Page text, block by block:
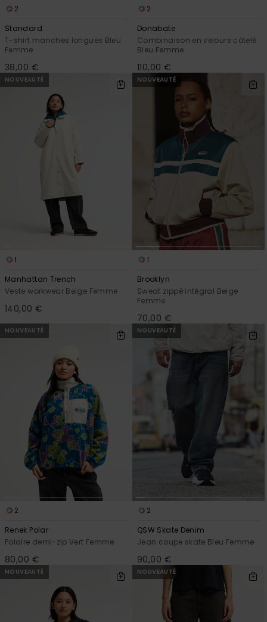
2
Standard
T-shirt manches longues Bleu
Femme
38,00 €
2
Donabate
Combinaison en velours côtelé
Bleu Femme
110,00 €
NOUVEAUTÉ
1
Manhattan Trench
Veste workwear Beige Femme
140,00 €
NOUVEAUTÉ
1
Brooklyn
Sweat zippé intégral Beige
Femme
70,00 €
NOUVEAUTÉ
2
Renek Polar
Polaire demi-zip Vert Femme
80,00 €
NOUVEAUTÉ
2
QSW Skate Denim
Jean coupe skate Bleu Femme
90,00 €
NOUVEAUTÉ NOUVEAUTÉ